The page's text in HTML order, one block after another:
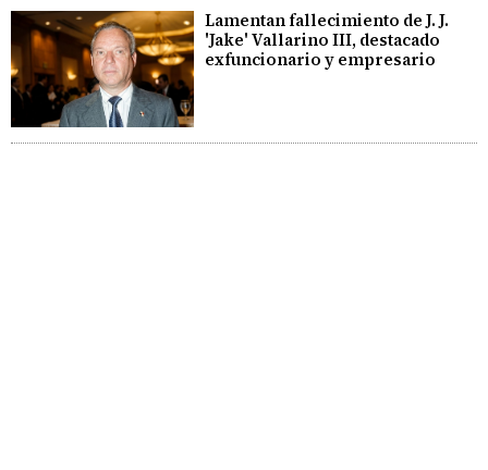
Lamentan fallecimiento de J. J.
'Jake' Vallarino III, destacado
exfuncionario y empresario